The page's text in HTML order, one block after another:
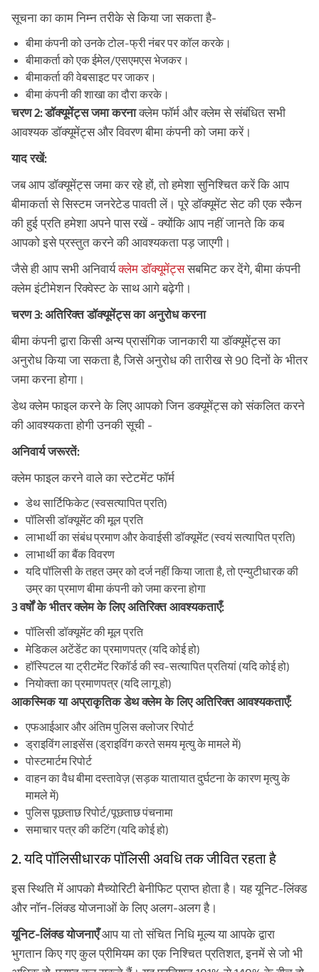
सूचना का काम निम्न तरीके से किया जा सकता है-
बीमा कंपनी को उनके टोल-फ्री नंबर पर कॉल करके।
बीमाकर्ता को एक ईमेल/एसएमएस भेजकर।
बीमाकर्ता की वेबसाइट पर जाकर।
बीमा कंपनी की शाखा का दौरा करके।
चरण 2: डॉक्यूमेंट्स जमा करनाक्लेम फॉर्म और क्लेम से संबंधित सभी
आवश्यक डॉक्यूमेंट्स और विवरण बीमा कंपनी को जमा करें।
याद रखें:
जब आप डॉक्यूमेंट्स जमा कर रहे हों, तो हमेशा सुनिश्चित करें कि आप
बीमाकर्ता से सिस्टम जनरेटेड पावती लें। पूरे डॉक्यूमेंट सेट की एक स्कैन
की हुई प्रति हमेशा अपने पास रखें - क्योंकि आप नहीं जानते कि कब
आपको इसे प्रस्तुत करने की आवश्यकता पड़ जाएगी।
जैसे ही आप सभी अनिवार्यक्लेम डॉक्यूमेंट्ससबमिट कर देंगे, बीमा कंपनी
क्लेम इंटीमेशन रिक्वेस्ट के साथ आगे बढ़ेगी।
चरण 3: अतिरिक्त डॉक्यूमेंट्स का अनुरोध करना
बीमा कंपनी द्वारा किसी अन्य प्रासंगिक जानकारी या डॉक्यूमेंट्स का
अनुरोध किया जा सकता है, जिसे अनुरोध की तारीख से 90 दिनों के भीतर
जमा करना होगा।
डेथ क्लेम फाइल करने के लिए आपको जिन डक्यूमेंट्स को संकलित करने
की आवश्यकता होगी उनकी सूची -
अनिवार्य जरूरतें:
क्लेम फाइल करने वाले का स्टेटमेंट फॉर्म
डेथ सार्टिफिकेट (स्वसत्यापित प्रति)
पॉलिसी डॉक्यूमेंट की मूल प्रति
लाभार्थी का संबंध प्रमाण और केवाईसी डॉक्यूमेंट (स्वयं सत्यापित प्रति)
लाभार्थी का बैंक विवरण
यदि पॉलिसी के तहत उम्र को दर्ज नहीं किया जाता है, तो एन्युटीधारक की
उम्र का प्रमाण बीमा कंपनी को जमा करना होगा
3 वर्षों के भीतर क्लेम के लिए अतिरिक्त आवश्यकताएँ:
पॉलिसी डॉक्यूमेंट की मूल प्रति
मेडिकल अटेंडेंट का प्रमाणपत्र (यदि कोई हो)
हॉस्पिटल या ट्रीटमेंट रिकॉर्ड की स्व-सत्यापित प्रतियां (यदि कोई हो)
नियोक्ता का प्रमाणपत्र (यदि लागू हो)
आकस्मिक या अप्राकृतिक डेथ क्लेम के लिए अतिरिक्त आवश्यकताएँ:
एफआईआर और अंतिम पुलिस क्लोजर रिपोर्ट
ड्राइविंग लाइसेंस (ड्राइविंग करते समय मृत्यु के मामले में)
पोस्टमार्टम रिपोर्ट
वाहन का वैध बीमा दस्तावेज़ (सड़क यातायात दुर्घटना के कारण मृत्यु के
मामले में)
पुलिस पूछताछ रिपोर्ट/पूछताछ पंचनामा
समाचार पत्र की कटिंग (यदि कोई हो)
2. यदि पॉलिसीधारक पॉलिसी अवधि तक जीवित रहता है
इस स्थिति में आपको मैच्योरिटी बेनीफिट प्राप्त होता है। यह यूनिट-लिंक्ड
और नॉन-लिंक्ड योजनाओं के लिए अलग-अलग है।
यूनिट-लिंक्ड योजनाएँआप या तो संचित निधि मूल्य या आपके द्वारा
भुगतान किए गए कुल प्रीमियम का एक निश्चित प्रतिशत, इनमें से जो भी